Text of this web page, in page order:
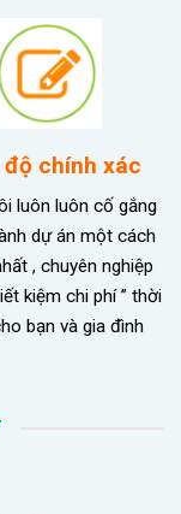
độ chính xác
luôn luôn cố gắng
dự án một cách
, chuyên nghiệp
kiệm chi phí ” thời
bạn và gia đình